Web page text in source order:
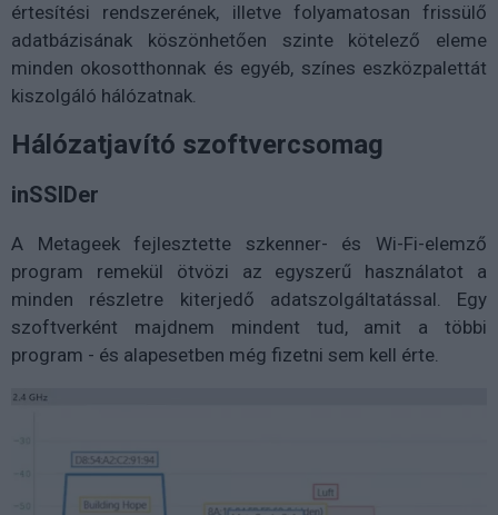
értesítési rendszerének, illetve folyamatosan frissülő
adatbázisának köszönhetően szinte kötelező eleme
minden okosotthonnak és egyéb, színes eszközpalettát
kiszolgáló hálózatnak.
Hálózatjavító szoftvercsomag
inSSIDer
A Metageek fejlesztette szkenner- és Wi-Fi-elemző
program remekül ötvözi az egyszerű használatot a
minden részletre kiterjedő adatszolgáltatással. Egy
szoftverként majdnem mindent tud, amit a többi
program - és alapesetben még fizetni sem kell érte.